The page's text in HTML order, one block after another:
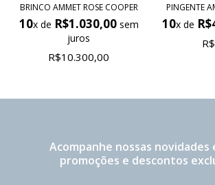
BRINCO AMMET ROSE COOPER
10x de R$1.030,00sem
juros
R$10.300,00
PINGENTE
10x de
Acompanhe nossas novidades
promoções e descontos